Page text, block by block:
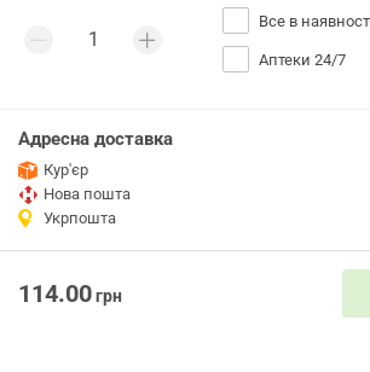
Все в
Аптеки 24/7
Адресна доставка
Кур'єр
Нова пошта
Укрпошта
114.00грн